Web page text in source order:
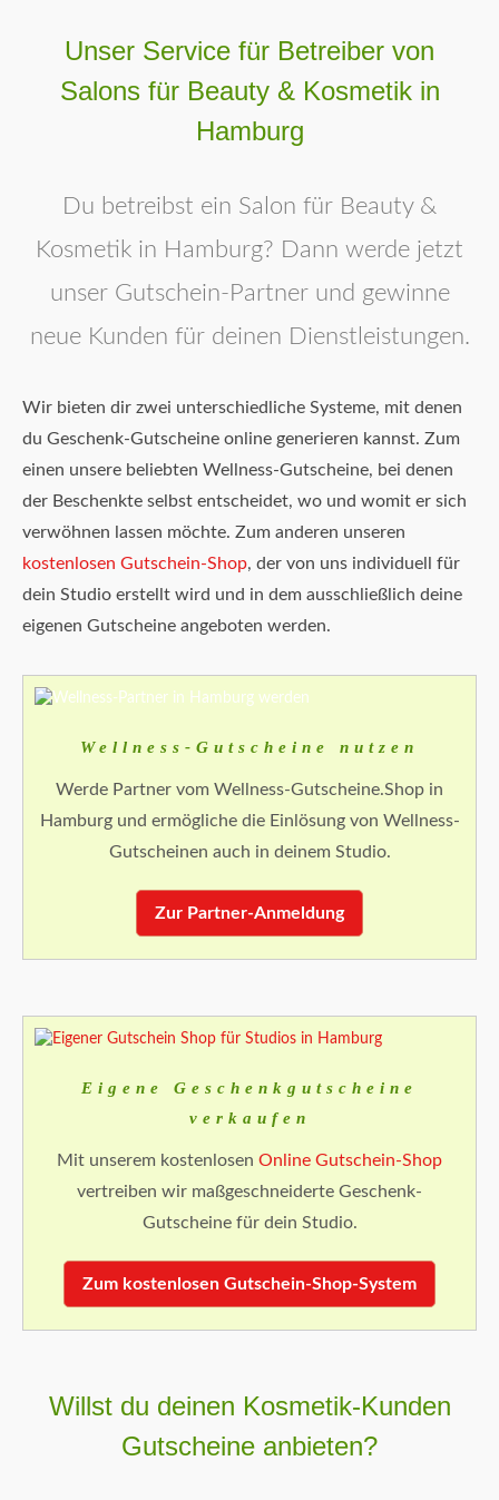
Unser Service für Betreiber von
Salons für Beauty & Kosmetik in
Hamburg
Du betreibst ein Salon für Beauty &
Kosmetik in Hamburg? Dann werde jetzt
unser Gutschein-Partner und gewinne
neue Kunden für deinen Dienstleistungen.
Wir bieten dir zwei unterschiedliche Systeme, mit denen
du Geschenk-Gutscheine online generieren kannst. Zum
einen unsere beliebten Wellness-Gutscheine, bei denen
der Beschenkte selbst entscheidet, wo und womit er sich
verwöhnen lassen möchte. Zum anderen unseren
kostenlosen Gutschein-Shop, der von uns individuell für
dein Studio erstellt wird und in dem ausschließlich deine
eigenen Gutscheine angeboten werden.
Wellness-Gutscheine nutzen
Werde Partner vom Wellness-Gutscheine.Shop in
Hamburg und ermögliche die Einlösung von Wellness-
Gutscheinen auch in deinem Studio.
Zur Partner-Anmeldung
Eigene Geschenkgutscheine
verkaufen
Mit unserem kostenlosen Online Gutschein-Shop
vertreiben wir maßgeschneiderte Geschenk-
Gutscheine für dein Studio.
Zum kostenlosen Gutschein-Shop-System
Willst du deinen Kosmetik-Kunden
Gutscheine anbieten?